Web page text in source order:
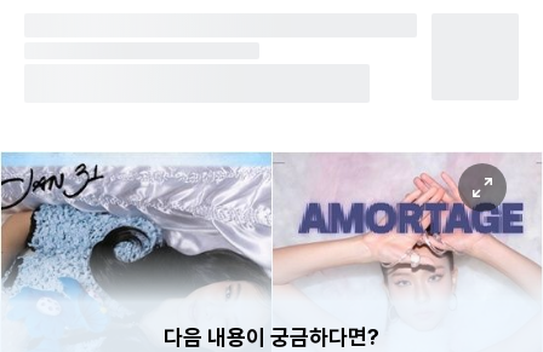
다음 내용이 궁금하다면?